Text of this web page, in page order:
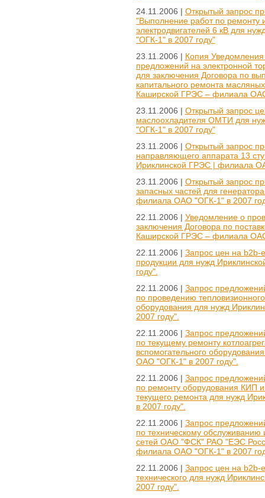
24.11.2006 | Открытый запрос
"Выполнение работ по ремонту
электродвигателей 6 кВ для
"ОГК-1" в 2007 году"
23.11.2006 | Копия Уведомления
предложений на электронной
для заключения Договора по
капитального ремонта
Каширской ГРЭС – филиала
23.11.2006 | Открытый запрос
маслоохладителя ОМТИ для
"ОГК-1" в 2007 году"
23.11.2006 | Открытый запрос
направляющего аппарата 13
Ириклинской ГРЭС | филиала
23.11.2006 | Открытый запрос
запасных частей для
филиала ОАО "ОГК-1" в 2007
22.11.2006 | Уведомление о
заключения Договора по
Каширской ГРЭС – филиала
22.11.2006 | Запрос цен на b2b-
продукции для нужд
году".
22.11.2006 | Запрос
по проведению
оборудования для нужд
2007 году".
22.11.2006 | Запрос
по текущему ремонту
вспомогательного
ОАО "ОГК-1" в 2007 году".
22.11.2006 | Запрос
по ремонту оборудования КИП
текущего ремонта для нужд
в 2007 году".
22.11.2006 | Запрос
по техническому
сетей ОАО "ФСК" РАО "ЕЭС
филиала ОАО "ОГК-1" в 2007
22.11.2006 | Запрос цен на b2b-
технического для нужд
2007 году".